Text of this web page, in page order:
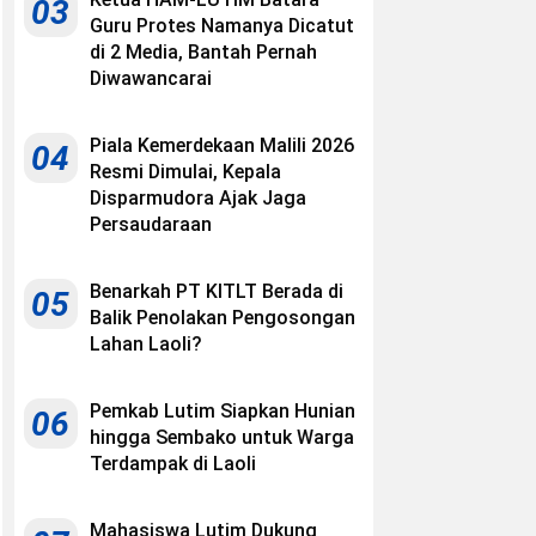
03
Guru Protes Namanya Dicatut
di 2 Media, Bantah Pernah
Diwawancarai
04
Piala Kemerdekaan Malili 2026
Resmi Dimulai, Kepala
Disparmudora Ajak Jaga
Persaudaraan
05
Benarkah PT KITLT Berada di
Balik Penolakan Pengosongan
Lahan Laoli?
06
Pemkab Lutim Siapkan Hunian
hingga Sembako untuk Warga
Terdampak di Laoli
Mahasiswa Lutim Dukung